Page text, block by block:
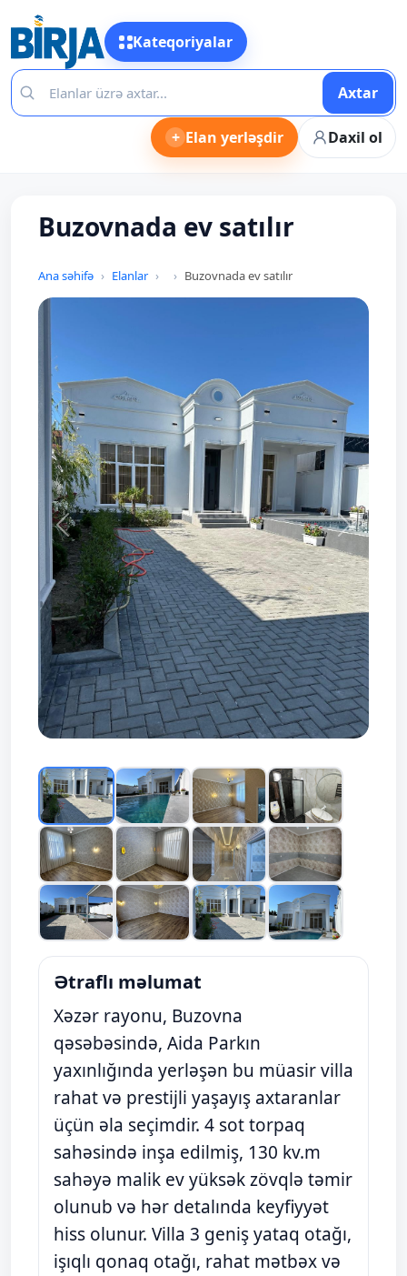
Kateqoriyalar
Axtar
+ Elan yerləşdir Daxil ol
Buzovnada ev satılır
Ana səhifə Elanlar Buzovnada ev satılır
Prev Next
Ətraflı məlumat
Xəzər rayonu, Buzovna
qəsəbəsində, Aida Parkın
yaxınlığında yerləşən bu müasir villa
rahat və prestijli yaşayış axtaranlar
üçün əla seçimdir. 4 sot torpaq
sahəsində inşa edilmiş, 130 kv.m
sahəyə malik ev yüksək zövqlə təmir
olunub və hər detalında keyfiyyət
hiss olunur. Villa 3 geniş yataq otağı,
işıqlı qonaq otağı, rahat mətbəx və